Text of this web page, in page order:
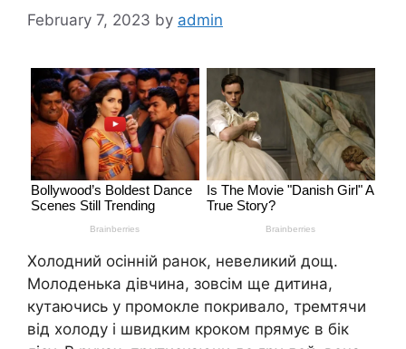
February 7, 2023 by admin
Холодний осінній ранок, невеликий дощ.
Молоденька дівчина, зовсім ще дитина,
кутаючись у промокле покривало, тремтячи
від холоду і швидким кроком прямує в бік